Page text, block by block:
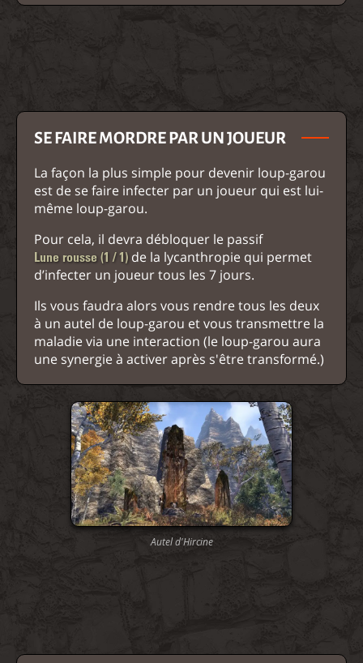
SE FAIRE MORDRE PAR UN JOUEUR
La façon la plus simple pour devenir loup-garou
est de se faire infecter par un joueur qui est lui-
même loup-garou.
Pour cela, il devra débloquer le passif
Lune rousse (1 / 1)de la lycanthropie qui permet
d’infecter un joueur tous les 7 jours.
Ils vous faudra alors vous rendre tous les deux
à un autel de loup-garou et vous transmettre la
maladie via une interaction (le loup-garou aura
une synergie à activer après s'être transformé.)
Autel d'Hircine